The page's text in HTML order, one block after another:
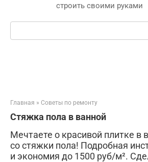
строить своими руками
Поиск:
Главная » Советы по ремонту
Стяжка пола в ванной
Мечтаете о красивой плитке в
со стяжки пола! Подробная
и экономия до 1500 руб/м².